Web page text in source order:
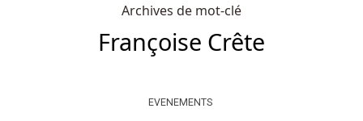
Archives de mot-clé
Françoise Crête
EVENEMENTS